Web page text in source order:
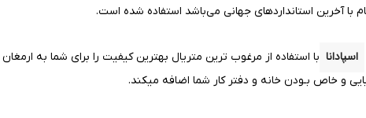
با آخرین استانداردهای جهانی می‌باشد استفاده شده است.
اسپادانا با استفاده از مرغوب ترین متریال بهترین کیفیت را برای شما به ارمغان
و خاص بـودن خانه و دفتر کار شما اضافه میکند.